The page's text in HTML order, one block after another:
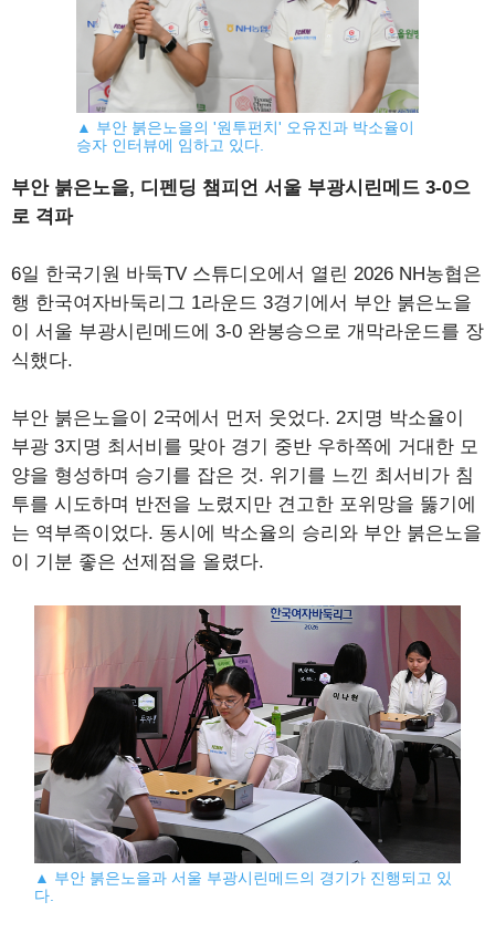
▲ 부안 붉은노을의 '원투펀치' 오유진과 박소율이
승자 인터뷰에 임하고 있다.
부안 붉은노을, 디펜딩 챔피언 서울 부광시린메드 3-0으
로 격파
6일 한국기원 바둑TV 스튜디오에서 열린 2026 NH농협은
행 한국여자바둑리그 1라운드 3경기에서 부안 붉은노을
이 서울 부광시린메드에 3-0 완봉승으로 개막라운드를 장
식했다.
부안 붉은노을이 2국에서 먼저 웃었다. 2지명 박소율이
부광 3지명 최서비를 맞아 경기 중반 우하쪽에 거대한 모
양을 형성하며 승기를 잡은 것. 위기를 느낀 최서비가 침
투를 시도하며 반전을 노렸지만 견고한 포위망을 뚫기에
는 역부족이었다. 동시에 박소율의 승리와 부안 붉은노을
이 기분 좋은 선제점을 올렸다.
▲ 부안 붉은노을과 서울 부광시린메드의 경기가 진행되고 있
다.